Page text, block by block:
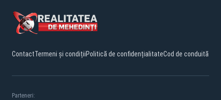
ContactTermeni și condițiiPolitică de confidențialitateCod de conduită
Parteneri: